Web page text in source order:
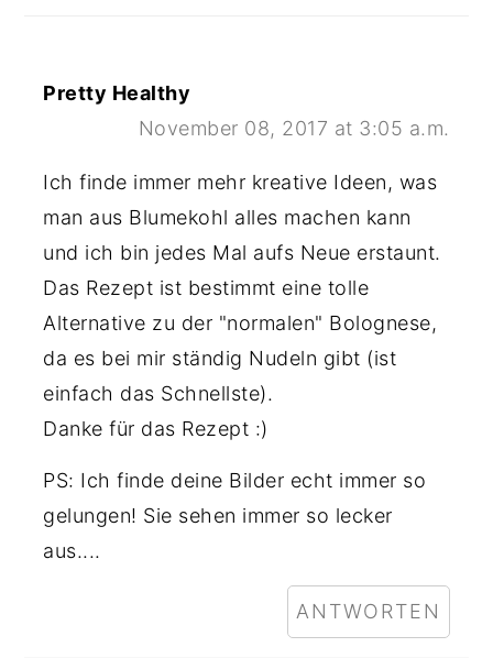
Pretty Healthy
November 08, 2017 at 3:05 a.m.
Ich finde immer mehr kreative Ideen, was
man aus Blumekohl alles machen kann
und ich bin jedes Mal aufs Neue erstaunt.
Das Rezept ist bestimmt eine tolle
Alternative zu der "normalen" Bolognese,
da es bei mir ständig Nudeln gibt (ist
einfach das Schnellste).
Danke für das Rezept :)
PS: Ich finde deine Bilder echt immer so
gelungen! Sie sehen immer so lecker
aus....
ANTWORTEN